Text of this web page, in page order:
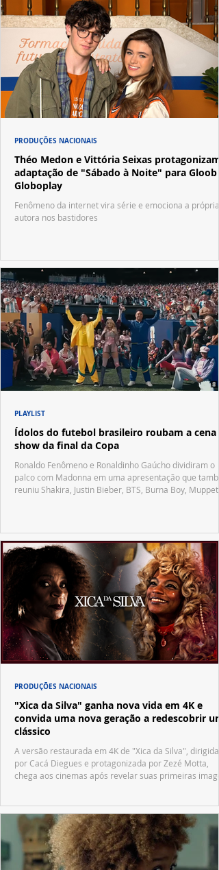
Théo Medon e Vittória Seixas protagonizam
adaptação de "Sábado à Noite" para Gloob e
Globoplay
Fenômeno da internet vira série e emociona a própria
autora nos bastidores
PRODUÇÕES NACIONAIS
Ídolos do futebol brasileiro roubam a cena
show da final da Copa
Ronaldo Fenômeno e Ronaldinho Gaúcho dividiram o
palco com Madonna em uma apresentação que
reuniu Shakira, Justin Bieber, BTS, Burna Boy, Muppets,
PLAYLIST
"Xica da Silva" ganha nova vida em 4K e
convida uma nova geração a redescobrir um
clássico
A versão restaurada em 4K de "Xica da Silva", dirigida
por Cacá Diegues e protagonizada por Zezé Motta,
chega aos cinemas após revelar suas primeiras
PRODUÇÕES NACIONAIS